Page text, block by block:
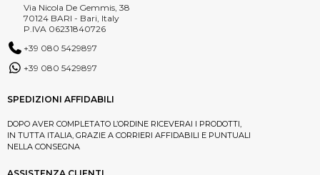
Via Nicola De Gemmis, 38
70124 BARI - Bari, Italy
P.IVA 06231840726
+39 080 5429897
+39 080 5429897
SPEDIZIONI AFFIDABILI
DOPO AVER COMPLETATO L’ORDINE RICEVERAI I PRODOTTI,
IN TUTTA ITALIA, GRAZIE A CORRIERI AFFIDABILI E PUNTUALI
NELLA CONSEGNA